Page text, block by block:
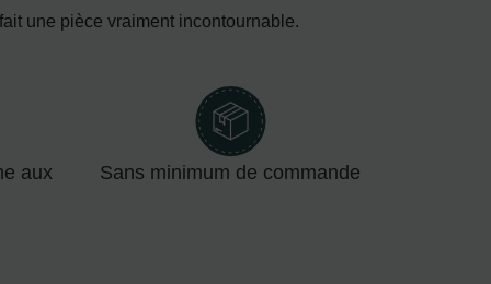
une pièce vraiment incontournable.
aux
Sans minimum de commande